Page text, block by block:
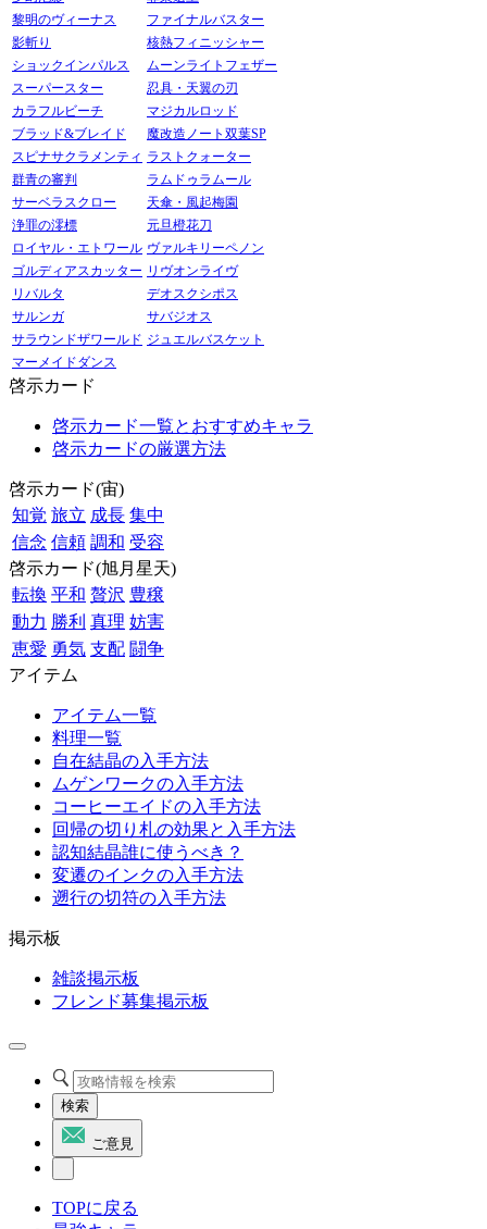
黎明のヴィーナス
ファイナルバスター
影斬り
核熱フィニッシャー
ショックインパルス
ムーンライトフェザー
スーパースター
忍具・天翼の刃
カラフルビーチ
マジカルロッド
ブラッド&ブレイド
魔改造ノート双葉SP
スピナサクラメンティ ラストクォーター
群青の審判
ラムドゥラムール
サーベラスクロー
天傘・風起梅園
浄罪の澪標
元旦橙花刀
ロイヤル・エトワール ヴァルキリーペノン
ゴルディアスカッター リヴオンライヴ
リバルタ
デオスクシポス
サルンガ
サバジオス
サラウンドザワールド ジュエルバスケット
マーメイドダンス
啓示カード
啓示カード一覧とおすすめキャラ
啓示カードの厳選方法
啓示カード(宙)
知覚 旅立 成長 集中
信念 信頼 調和 受容
啓示カード(旭月星天)
転換 平和 贅沢 豊穣
動力 勝利 真理 妨害
恵愛 勇気 支配 闘争
アイテム
アイテム一覧
料理一覧
自在結晶の入手方法
ムゲンワークの入手方法
コーヒーエイドの入手方法
回帰の切り札の効果と入手方法
認知結晶誰に使うべき？
変遷のインクの入手方法
遡行の切符の入手方法
掲示板
雑談掲示板
フレンド募集掲示板
検索
ご意見
TOPに戻る